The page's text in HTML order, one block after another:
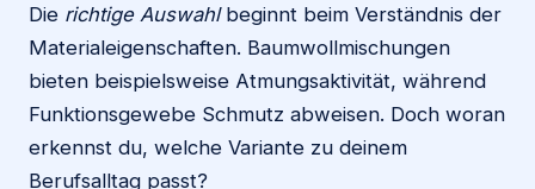
Die richtige Auswahlbeginnt beim Verständnis der
Materialeigenschaften. Baumwollmischungen
bieten beispielsweise Atmungsaktivität, während
Funktionsgewebe Schmutz abweisen. Doch woran
erkennst du, welche Variante zu deinem
Berufsalltag passt?